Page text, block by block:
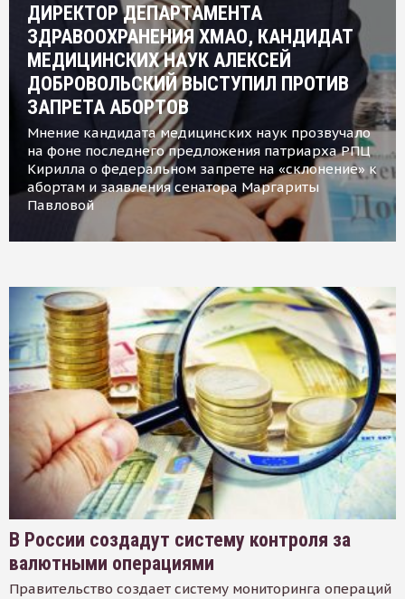
ДИРЕКТОР ДЕПАРТАМЕНТА
ЗДРАВООХРАНЕНИЯ ХМАО, КАНДИДАТ
МЕДИЦИНСКИХ НАУК АЛЕКСЕЙ
ДОБРОВОЛЬСКИЙ ВЫСТУПИЛ ПРОТИВ
ЗАПРЕТА АБОРТОВ
Мнение кандидата медицинских наук прозвучало
на фоне последнего предложения патриарха РПЦ
Кирилла о федеральном запрете на «склонение» к
абортам и заявления сенатора Маргариты
Павловой
В России создадут систему контроля за
валютными операциями
Правительство создает систему мониторинга операций